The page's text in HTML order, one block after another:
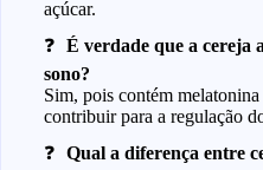
açúcar.
É verdade que a cereja
sono?
Sim, pois contém
contribuir para a regulação
Qual a diferença entre